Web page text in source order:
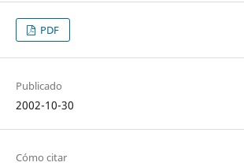
PDF
Publicado
2002-10-30
Cómo citar